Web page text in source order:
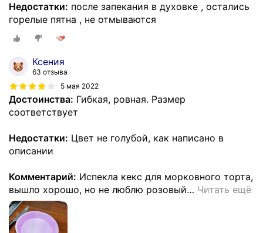
Недостатки: после запекания в духовке , остались
горелые пятна , не отмываются
Ксения
63 отзыва
5 мая 2022
Достоинства: Гибкая, ровная. Размер
соответствует
Недостатки: Цвет не голубой, как написано в
описании
Комментарий: Испекла кекс для морковного торта,
вышло хорошо, но не люблю розовый… Читать ещё